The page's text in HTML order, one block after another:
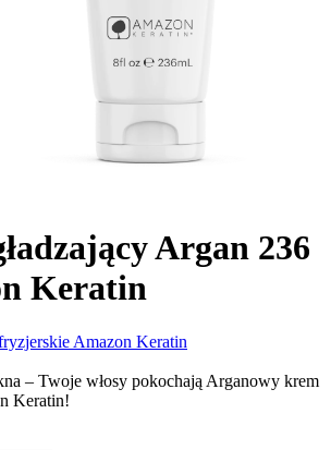
Argan 236
Keratin
Amazon Keratin
– Twoje włosy pokochają Arganowy krem
Keratin!